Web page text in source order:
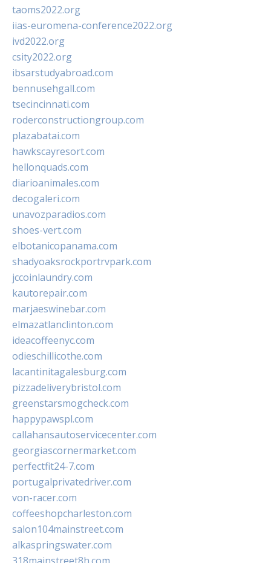
taoms2022.org
iias-euromena-conference2022.org
ivd2022.org
csity2022.org
ibsarstudyabroad.com
bennusehgall.com
tsecincinnati.com
roderconstructiongroup.com
plazabatai.com
hawkscayresort.com
hellonquads.com
diarioanimales.com
decogaleri.com
unavozparadios.com
shoes-vert.com
elbotanicopanama.com
shadyoaksrockportrvpark.com
jccoinlaundry.com
kautorepair.com
marjaeswinebar.com
elmazatlanclinton.com
ideacoffeenyc.com
odieschillicothe.com
lacantinitagalesburg.com
pizzadeliverybristol.com
greenstarsmogcheck.com
happypawspl.com
callahansautoservicecenter.com
georgiascornermarket.com
perfectfit24-7.com
portugalprivatedriver.com
von-racer.com
coffeeshopcharleston.com
salon104mainstreet.com
alkaspringswater.com